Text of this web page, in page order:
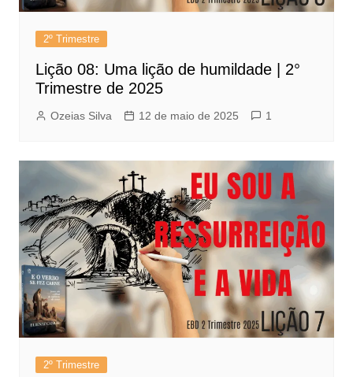
2º Trimestre
Lição 08: Uma lição de humildade | 2°
Trimestre de 2025
Ozeias Silva 12 de maio de 2025 1
2º Trimestre